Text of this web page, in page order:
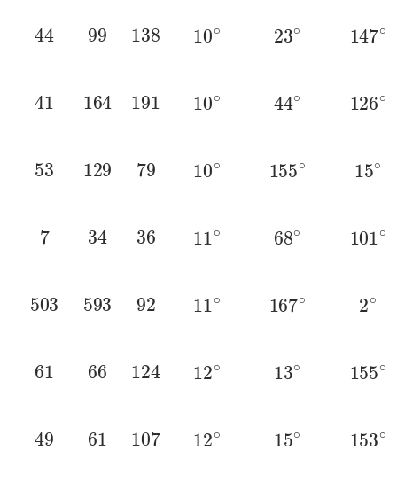
44 99 138 10∘ 23∘ 147∘
41 164 191 10∘ 44∘ 126∘
53 129 79 10∘ 155∘ 15∘
7 34 36 11 ∘ 68∘ 101 ∘
503 593 92 11 ∘ 167∘ 2∘
61 66 124 12∘ 13∘ 155∘
49 61 107 12∘ 15∘ 153∘